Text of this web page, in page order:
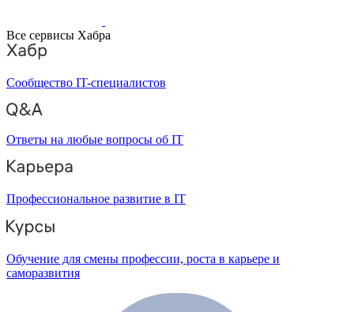
Все сервисы Хабра
Сообщество IT-специалистов
Ответы на любые вопросы об IT
Профессиональное развитие в IT
Обучение для смены профессии, роста в карьере и
саморазвития